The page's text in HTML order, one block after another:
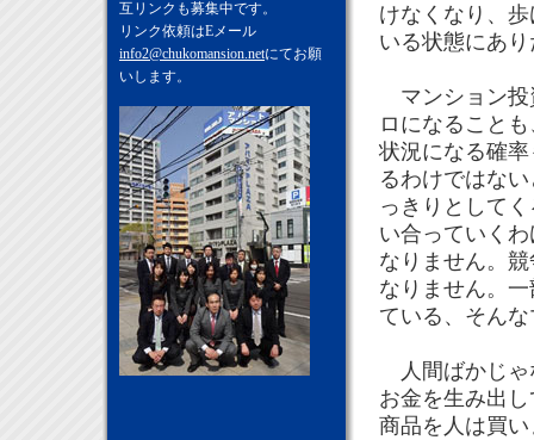
けなくなり、
いる状態にあ
マンション投
ロになること
状況になる確
るわけではな
っきりとして
い合っていく
なりません。
なりません。
ている、そん
人間ばかじゃ
お金を生み出
商品を人は買
互リンクも募集中です。
リンク依頼はEメール
info2@chukomansion.netにてお願
いします。